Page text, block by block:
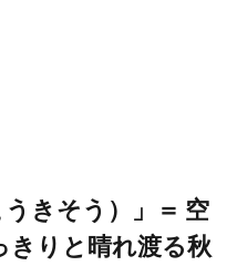
うきそう）」＝ 空
りと晴れ渡る秋